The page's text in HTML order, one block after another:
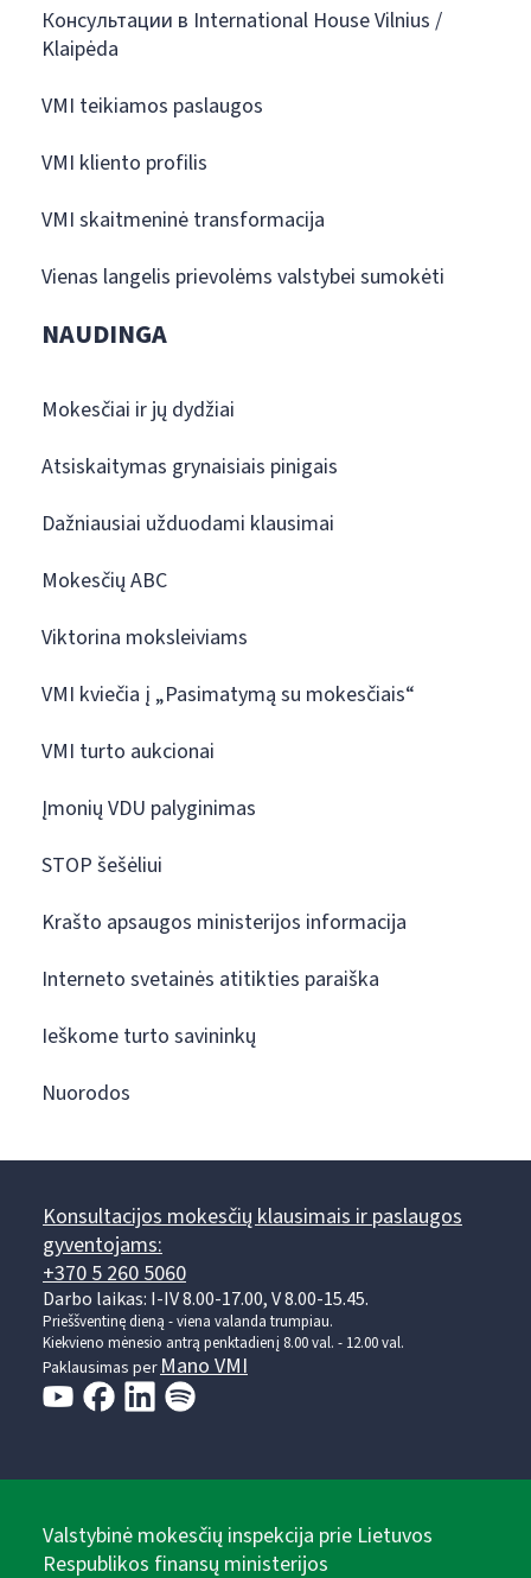
Консультации в International House Vilnius /
Klaipėda
VMI teikiamos paslaugos
VMI kliento profilis
VMI skaitmeninė transformacija
Vienas langelis prievolėms valstybei sumokėti
NAUDINGA
Mokesčiai ir jų dydžiai
Atsiskaitymas grynaisiais pinigais
Dažniausiai užduodami klausimai
Mokesčių ABC
Viktorina moksleiviams
VMI kviečia į „Pasimatymą su mokesčiais“
VMI turto aukcionai
Įmonių VDU palyginimas
STOP šešėliui
Krašto apsaugos ministerijos informacija
Interneto svetainės atitikties paraiška
Ieškome turto savininkų
Nuorodos
Konsultacijos mokesčių klausimais ir paslaugos
gyventojams:
+370 5 260 5060
Darbo laikas: I-IV 8.00-17.00, V 8.00-15.45.
Prieššventinę dieną - viena valanda trumpiau.
Kiekvieno mėnesio antrą penktadienį 8.00 val. - 12.00 val.
Paklausimas per Mano VMI
Valstybinė mokesčių inspekcija prie Lietuvos
Respublikos finansų ministerijos